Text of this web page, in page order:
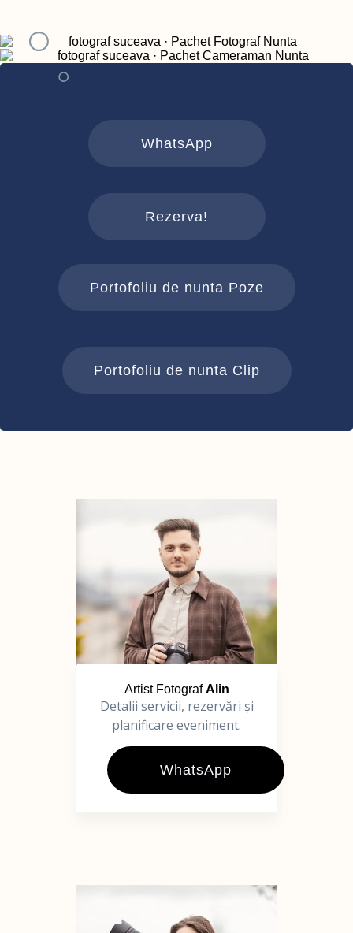
WhatsApp
Rezerva!
Portofoliu de nunta Poze
Portofoliu de nunta Clip
Artist FotografAlin
Detalii servicii, rezervări și
planificare eveniment.
WhatsApp